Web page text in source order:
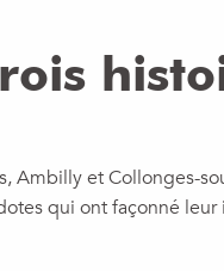
Ambilly et Collonges-
qui ont façonné